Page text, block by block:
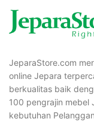
JeparaStore.com
online Jepara
berkualitas baik
100 pengrajin mebel
kebutuhan